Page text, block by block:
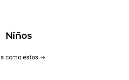
Niños
como estos